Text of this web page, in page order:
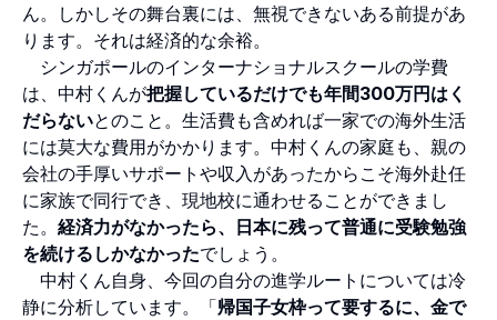
ん。しかしその舞台裏には、無視できないある前提があ
ります。それは経済的な余裕。
シンガポールのインターナショナルスクールの学費
は、中村くんが把握しているだけでも年間300万円はく
だらないとのこと。生活費も含めれば一家での海外生活
には莫大な費用がかかります。中村くんの家庭も、親の
会社の手厚いサポートや収入があったからこそ海外赴任
に家族で同行でき、現地校に通わせることができまし
た。 経済力がなかったら、日本に残って普通に受験勉強
を続けるしかなかったでしょう。
中村くん自身、今回の自分の進学ルートについては冷
静に分析しています。「帰国子女枠って要するに、金で